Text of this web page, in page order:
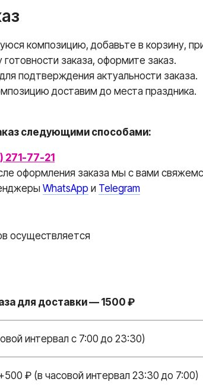
композицию, добавьте в корзину,
заказа, оформите заказ.
подтверждения актуальности заказа.
доставим до места праздника.
следующими способами:
271-77-21
оформления заказа мы с вами
WhatsApp и Telegram
осуществляется
для доставки — 1500 ₽
интервал с 7:00 до 23:30)
₽ (в часовой интервал 23:30 до 7:00)